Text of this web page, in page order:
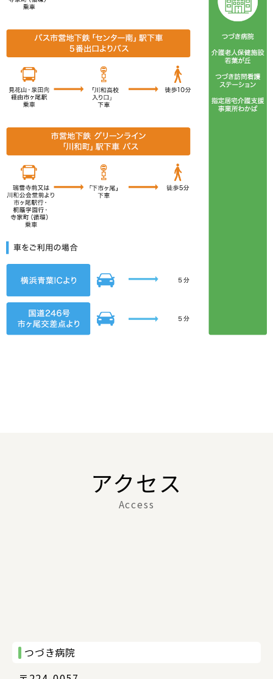
アクセス
Access
つづき病院